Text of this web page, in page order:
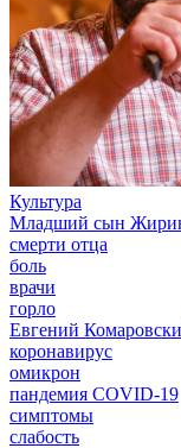
Культура
Младший сын
смерти отца
боль
врачи
горло
Евгений
коронавирус
омикрон
пандемия COVID-19
симптомы
слабость